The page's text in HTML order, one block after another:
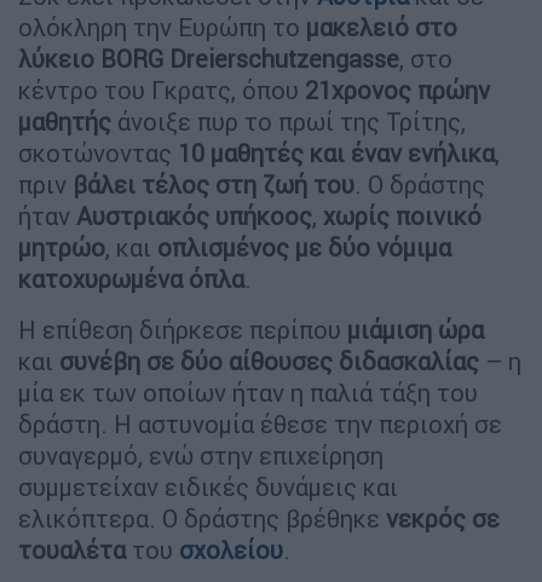
ολόκληρη την Ευρώπη το μακελειό στο
λύκειο BORG Dreierschutzengasse, στο
κέντρο του Γκρατς, όπου 21χρονος πρώην
μαθητής άνοιξε πυρ το πρωί της Τρίτης,
σκοτώνοντας 10 μαθητές και έναν ενήλικα,
πριν βάλει τέλος στη ζωή του. Ο δράστης
ήταν Αυστριακός υπήκοος, χωρίς ποινικό
μητρώο, και οπλισμένος με δύο νόμιμα
κατοχυρωμένα όπλα.
Η επίθεση διήρκεσε περίπου μιάμιση ώρα
και συνέβη σε δύο αίθουσες διδασκαλίας – η
μία εκ των οποίων ήταν η παλιά τάξη του
δράστη. Η αστυνομία έθεσε την περιοχή σε
συναγερμό, ενώ στην επιχείρηση
συμμετείχαν ειδικές δυνάμεις και
ελικόπτερα. Ο δράστης βρέθηκε νεκρός σε
τουαλέτατου σχολείου.